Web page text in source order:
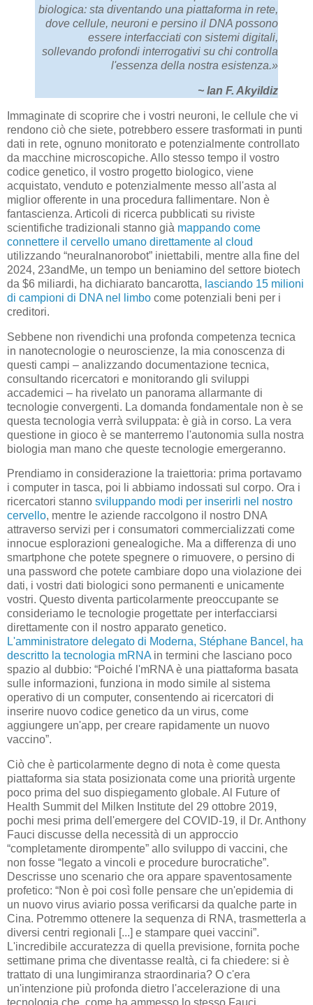
biologica: sta diventando una piattaforma in rete,
dove cellule, neuroni e persino il DNA possono
essere interfacciati con sistemi digitali,
sollevando profondi interrogativi su chi controlla
l'essenza della nostra esistenza.»
~ Ian F. Akyildiz
Immaginate di scoprire che i vostri neuroni, le cellule che vi
rendono ciò che siete, potrebbero essere trasformati in punti
dati in rete, ognuno monitorato e potenzialmente controllato
da macchine microscopiche. Allo stesso tempo il vostro
codice genetico, il vostro progetto biologico, viene
acquistato, venduto e potenzialmente messo all'asta al
miglior offerente in una procedura fallimentare. Non è
fantascienza. Articoli di ricerca pubblicati su riviste
scientifiche tradizionali stanno già mappando come
connettere il cervello umano direttamente al cloud
utilizzando “neuralnanorobot” iniettabili, mentre alla fine del
2024, 23andMe, un tempo un beniamino del settore biotech
da $6 miliardi, ha dichiarato bancarotta, lasciando 15 milioni
di campioni di DNA nel limbo come potenziali beni per i
creditori.
Sebbene non rivendichi una profonda competenza tecnica
in nanotecnologie o neuroscienze, la mia conoscenza di
questi campi – analizzando documentazione tecnica,
consultando ricercatori e monitorando gli sviluppi
accademici – ha rivelato un panorama allarmante di
tecnologie convergenti. La domanda fondamentale non è se
questa tecnologia verrà sviluppata: è già in corso. La vera
questione in gioco è se manterremo l'autonomia sulla nostra
biologia man mano che queste tecnologie emergeranno.
Prendiamo in considerazione la traiettoria: prima portavamo
i computer in tasca, poi li abbiamo indossati sul corpo. Ora i
ricercatori stanno sviluppando modi per inserirli nel nostro
cervello, mentre le aziende raccolgono il nostro DNA
attraverso servizi per i consumatori commercializzati come
innocue esplorazioni genealogiche. Ma a differenza di uno
smartphone che potete spegnere o rimuovere, o persino di
una password che potete cambiare dopo una violazione dei
dati, i vostri dati biologici sono permanenti e unicamente
vostri. Questo diventa particolarmente preoccupante se
consideriamo le tecnologie progettate per interfacciarsi
direttamente con il nostro apparato genetico.
L'amministratore delegato di Moderna, Stéphane Bancel, ha
descritto la tecnologia mRNAin termini che lasciano poco
spazio al dubbio: “Poiché l'mRNA è una piattaforma basata
sulle informazioni, funziona in modo simile al sistema
operativo di un computer, consentendo ai ricercatori di
inserire nuovo codice genetico da un virus, come
aggiungere un'app, per creare rapidamente un nuovo
vaccino”.
Ciò che è particolarmente degno di nota è come questa
piattaforma sia stata posizionata come una priorità urgente
poco prima del suo dispiegamento globale. Al Future of
Health Summit del Milken Institute del 29 ottobre 2019,
pochi mesi prima dell'emergere del COVID-19, il Dr. Anthony
Fauci discusse della necessità di un approccio
“completamente dirompente” allo sviluppo di vaccini, che
non fosse “legato a vincoli e procedure burocratiche”.
Descrisse uno scenario che ora appare spaventosamente
profetico: “Non è poi così folle pensare che un'epidemia di
un nuovo virus aviario possa verificarsi da qualche parte in
Cina. Potremmo ottenere la sequenza di RNA, trasmetterla a
diversi centri regionali [...] e stampare quei vaccini”.
L'incredibile accuratezza di quella previsione, fornita poche
settimane prima che diventasse realtà, ci fa chiedere: si è
trattato di una lungimiranza straordinaria? O c'era
un'intenzione più profonda dietro l'accelerazione di una